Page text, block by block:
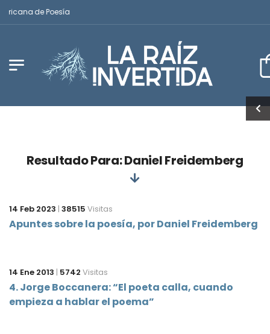
de Poesía
Resultado Para: Daniel Freidemberg
14 Feb 2023 | 38515 Visitas
Apuntes sobre la poesía, por Daniel Freidemberg
14 Ene 2013 | 5742 Visitas
4. Jorge Boccanera: “El poeta calla, cuando
empieza a hablar el poema”